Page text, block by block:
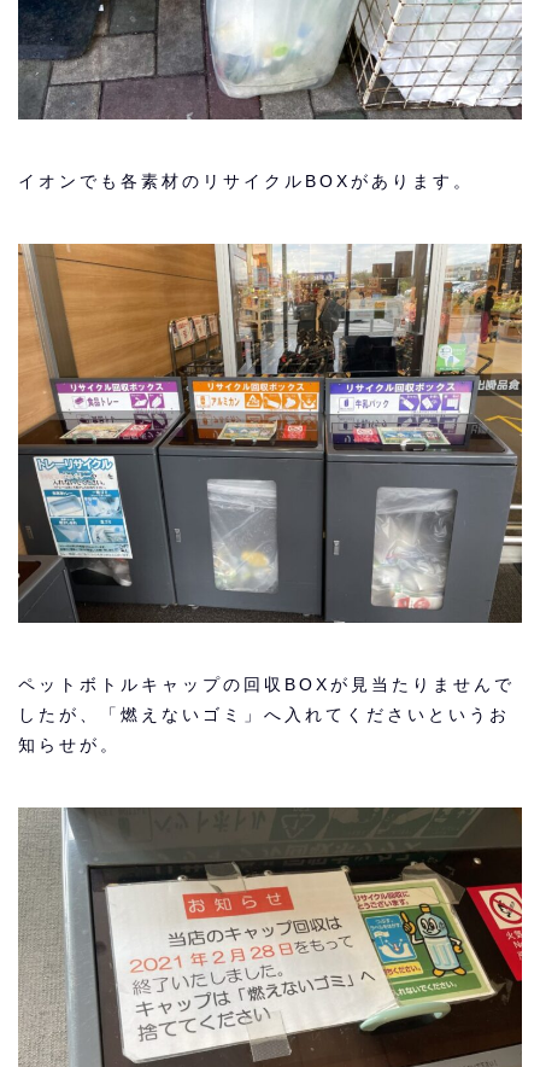
イオンでも各素材のリサイクルBOXがあります。
ペットボトルキャップの回収BOXが見当たりませんで
したが、「燃えないゴミ」へ入れてくださいというお
知らせが。